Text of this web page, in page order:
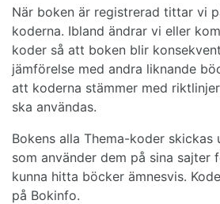
När boken är registrerad tittar vi
koderna. Ibland ändrar vi eller
koder så att boken blir
jämförelse med andra liknande
att koderna stämmer med
ska användas.
Bokens alla Thema-koder
som använder dem på sina sajter
kunna hitta böcker ämnesvis.
på Bokinfo.